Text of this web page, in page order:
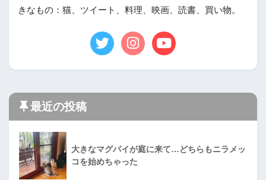
きなもの：猫、ツイート、料理、映画、読書、買い物。
最近の投稿
大きなマグパイが庭に来て…どちらもニラメッ
コを始めちゃった